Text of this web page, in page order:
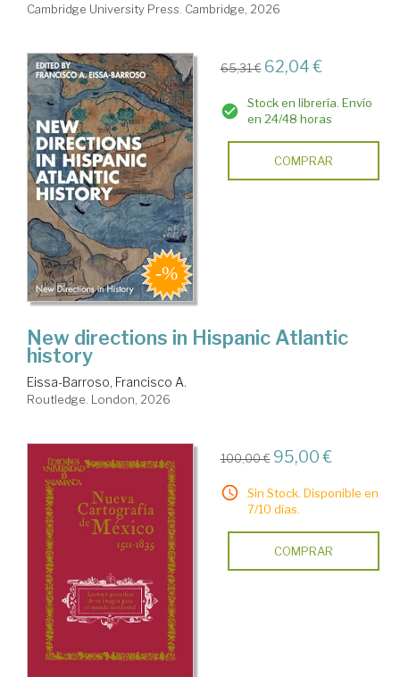
Cambridge University Press. Cambridge, 2026
65,31 € 62,04 €
Stock en librería. Envío
en 24/48 horas
COMPRAR
New directions in Hispanic Atlantic
history
Eissa-Barroso, Francisco A.
Routledge. London, 2026
100,00 € 95,00 €
Sin Stock. Disponible en
7/10 días.
COMPRAR